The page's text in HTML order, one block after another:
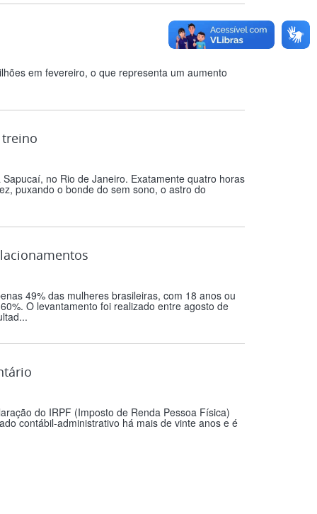
em fevereiro, o que representa um aumento
treino
no Rio de Janeiro. Exatamente quatro horas
puxando o bonde do sem sono, o astro do
49% das mulheres brasileiras, com 18 anos ou
O levantamento foi realizado entre agosto de
do IRPF (Imposto de Renda Pessoa Física)
contábil-administrativo há mais de vinte anos e é